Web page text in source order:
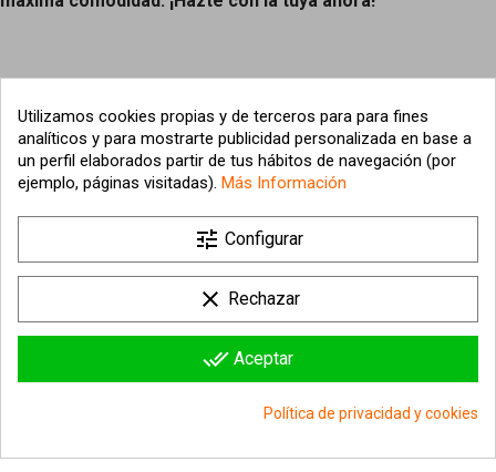
Información sobre la tienda 
Utilizamos cookies propias y de terceros para para fines
analíticos y para mostrarte publicidad personalizada en base a
un perfil elaborados partir de tus hábitos de navegación (por
ejemplo, páginas visitadas). Más Información
tune Configurar
clear Rechazar
done_all Aceptar
Política de privacidad y cookies